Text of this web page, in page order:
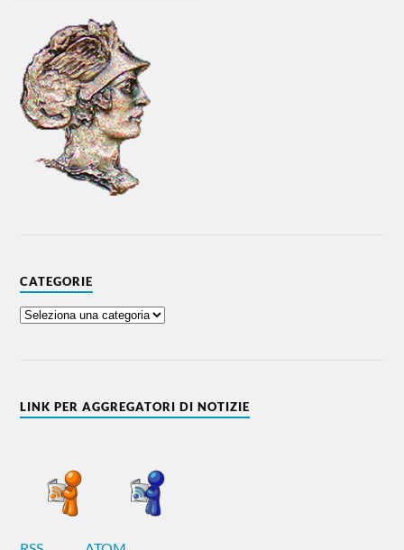
CATEGORIE
LINK PER AGGREGATORI DI NOTIZIE